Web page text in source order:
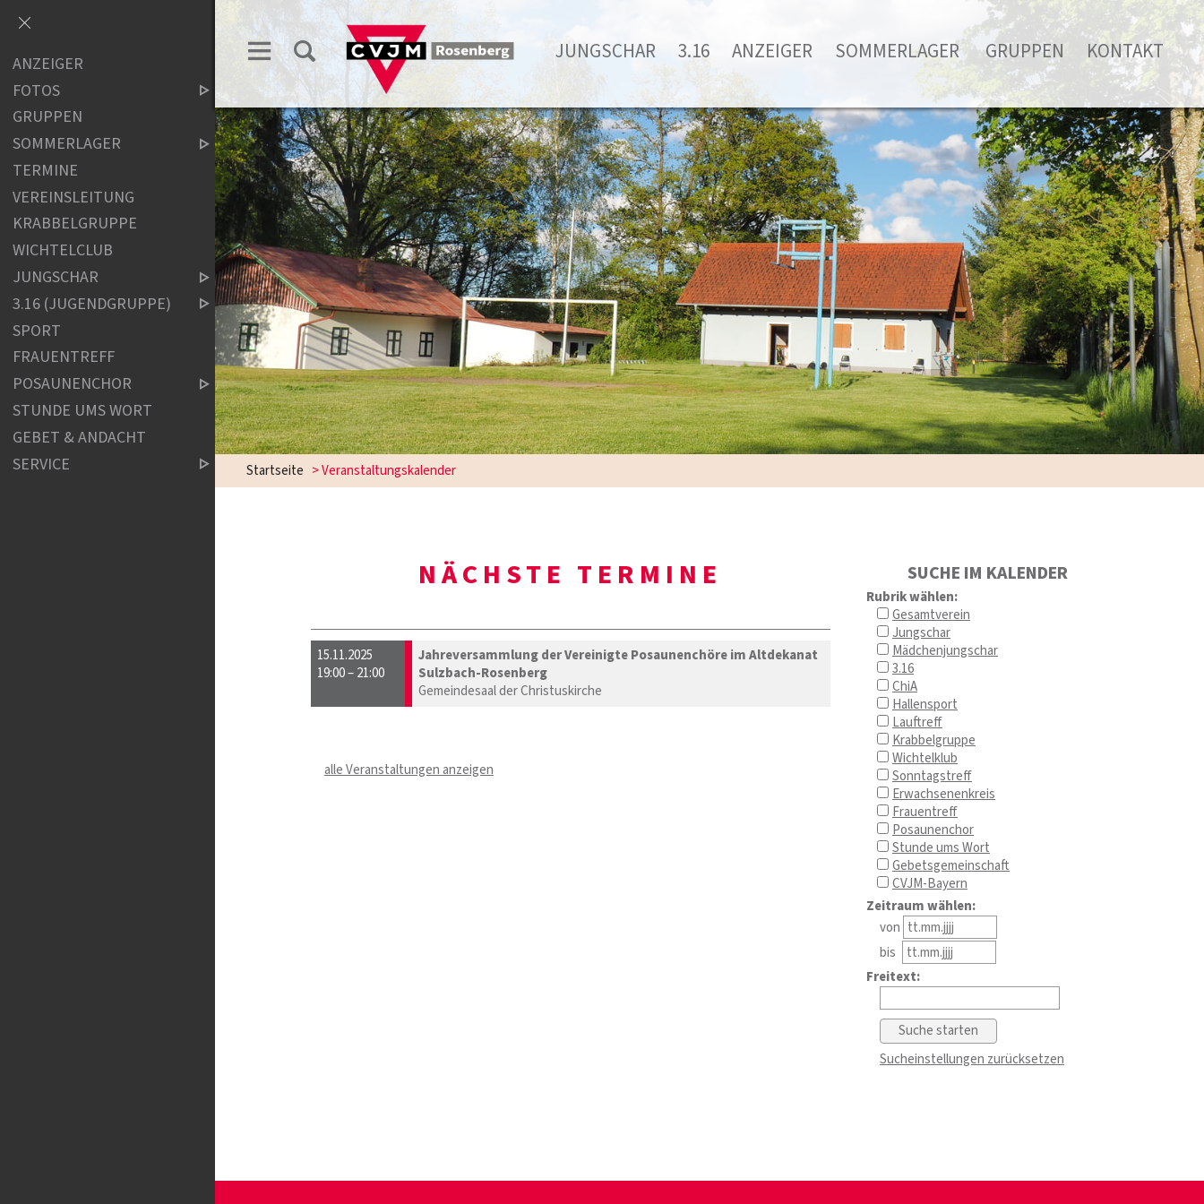
JUNGSCHAR 3.16 ANZEIGER SOMMERLAGER GRUPPEN KONTAKT
Startseite > Veranstaltungskalender
NÄCHSTE TERMINE SUCHE IM KALENDER
Rubrik wählen:
Gesamtverein
Jungschar
Mädchenjungschar
3.16
ChiA
Hallensport
Lauftreff
Krabbelgruppe
Wichtelklub
Sonntagstreff
Erwachsenenkreis
Frauentreff
Posaunenchor
Stunde ums Wort
Gebetsgemeinschaft
CVJM-Bayern
Zeitraum wählen:
von
bis
Freitext:
Sucheinstellungen zurücksetzen
15.11.2025
19:00 – 21:00
Jahreversammlung der Vereinigte Posaunenchöre im Altdekanat
Sulzbach-Rosenberg
Gemeindesaal der Christuskirche
alle Veranstaltungen anzeigen
ANZEIGER
FOTOS
GRUPPEN
SOMMERLAGER
TERMINE
VEREINSLEITUNG
KRABBELGRUPPE
WICHTELCLUB
JUNGSCHAR
3.16 (JUGENDGRUPPE)
SPORT
FRAUENTREFF
POSAUNENCHOR
STUNDE UMS WORT
GEBET & ANDACHT
SERVICE